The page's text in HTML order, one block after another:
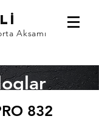
İ
Aksamı
832